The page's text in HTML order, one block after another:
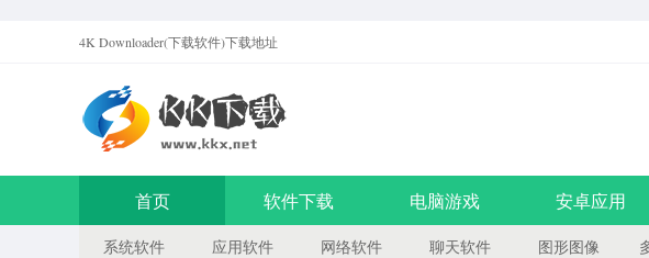
4K Downloader(下载软件)下载地址
首页 软件下载 电脑游戏 安卓应用
系统软件 应用软件 网络软件 聊天软件 图形图像